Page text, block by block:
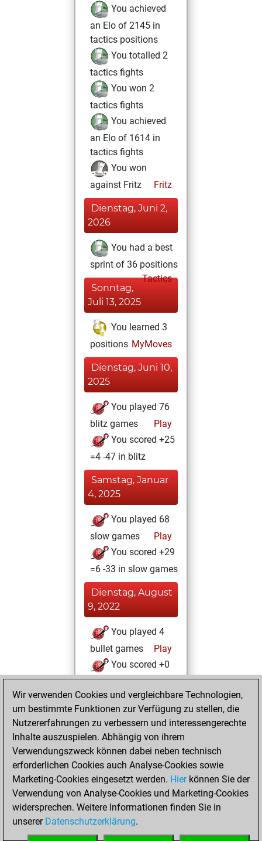
You achieved
an Elo of 2145 in
tactics positions
You totalled 2
tactics fights
You won 2
tactics fights
You achieved
an Elo of 1614 in
tactics fights
You won
against Fritz
Fritz
Dienstag, Juni 2,
2026
You had a best
sprint of 36 positions
Tactics
Sonntag,
Juli 13, 2025
You learned 3
positions MyMoves
Dienstag, Juni 10,
2025
You played 76
blitz games
Play
You scored +25
=4 -47 in blitz
Samstag, Januar
4, 2025
You played 68
slow games
Play
You scored +29
=6 -33 in slow games
Dienstag, August
9, 2022
You played 4
bullet games
Play
You scored +0
=0 -4 in bullet
Samstag,
Oktober 9, 2021
You created
your Studies account
Studies
Mittwoch,
März 24, 2021
You created
Wir verwenden Cookies und vergleichbare Technologien,
um bestimmte Funktionen zur Verfügung zu stellen, die
Nutzererfahrungen zu verbessern und interessengerechte
Inhalte auszuspielen. Abhängig von ihrem
Verwendungszweck können dabei neben technisch
erforderlichen Cookies auch Analyse-Cookies sowie
Marketing-Cookies eingesetzt werden. Hierkönnen Sie der
Verwendung von Analyse-Cookies und Marketing-Cookies
widersprechen. Weitere Informationen finden Sie in
unserer Datenschutzerklärung.